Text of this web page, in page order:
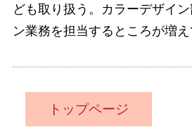
ども取り扱う。カラーデザイ
ン業務を担当するところが増え
トップページ